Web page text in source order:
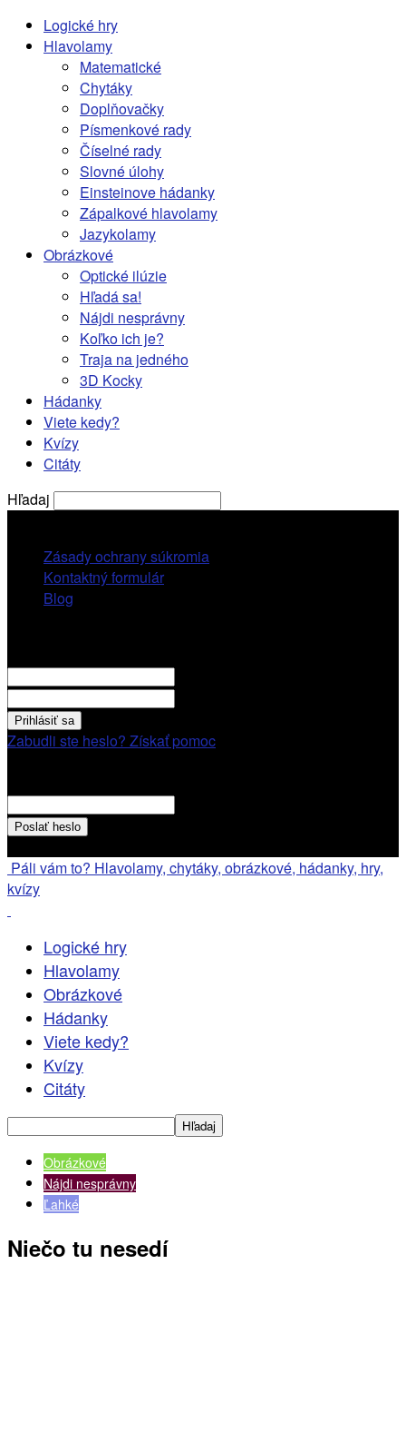
Logické hry
Hlavolamy
Matematické
Chytáky
Doplňovačky
Písmenkové rady
Číselné rady
Slovné úlohy
Einsteinove hádanky
Zápalkové hlavolamy
Jazykolamy
Obrázkové
Optické ilúzie
Hľadá sa!
Nájdi nesprávny
Koľko ich je?
Traja na jedného
3D Kocky
Hádanky
Viete kedy?
Kvízy
Citáty
Hľadaj
Zásady ochrany súkromia
Kontaktný formulár
Blog
Zabudli ste heslo? Získať pomoc
Páli vám to? Hlavolamy, chytáky, obrázkové, hádanky, hry,
kvízy
Logické hry
Hlavolamy
Obrázkové
Hádanky
Viete kedy?
Kvízy
Citáty
Obrázkové
Nájdi nesprávny
Ľahké
Niečo tu nesedí